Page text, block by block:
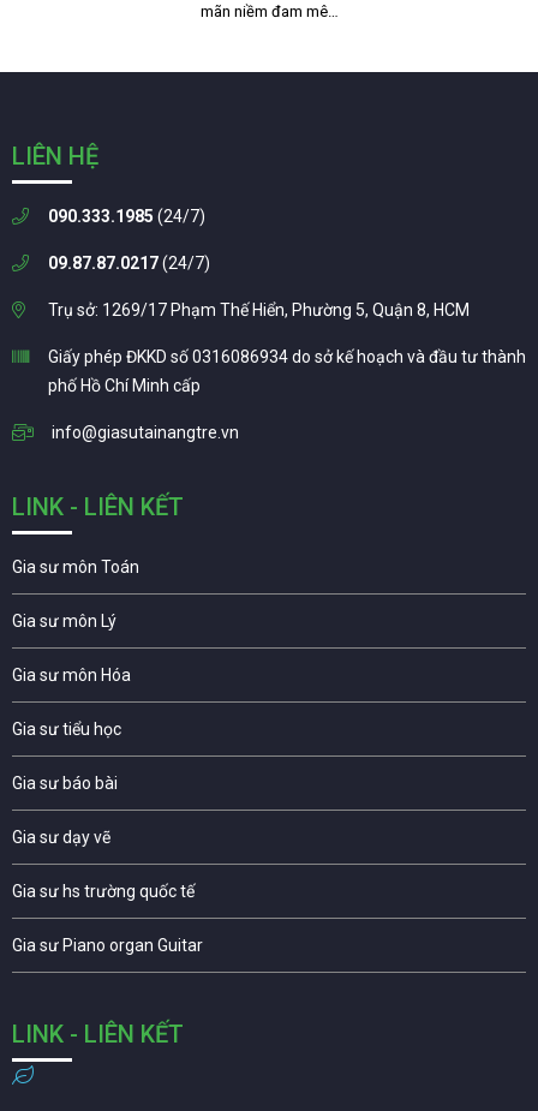
mãn niềm đam mê…
LIÊN HỆ
090.333.1985 (24/7)
09.87.87.0217(24/7)
Trụ sở: 1269/17 Phạm Thế Hiển, Phường 5, Quận 8, HCM
Giấy phép ĐKKD số 0316086934 do sở kế hoạch và đầu tư thành
phố Hồ Chí Minh cấp
info@giasutainangtre.vn
LINK - LIÊN KẾT
Gia sư môn Toán
Gia sư môn Lý
Gia sư môn Hóa
Gia sư tiểu học
Gia sư báo bài
Gia sư dạy vẽ
Gia sư hs trường quốc tế
Gia sư Piano organ Guitar
LINK - LIÊN KẾT